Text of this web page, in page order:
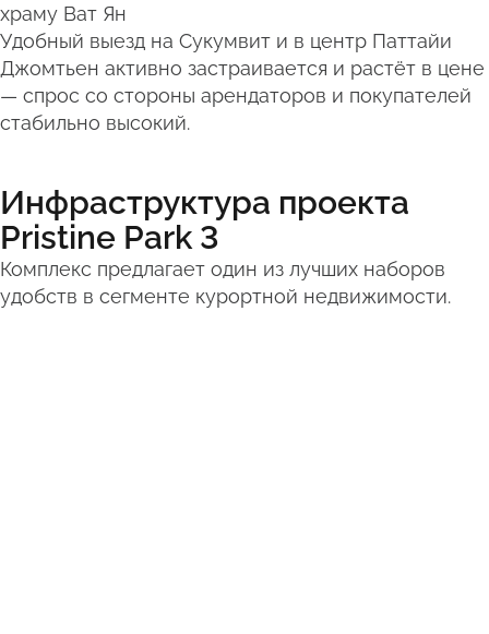
храму Ват Ян
Удобный выезд на Сукумвит и в центр Паттайи
Джомтьен активно застраивается и растёт в цене
— спрос со стороны арендаторов и покупателей
стабильно высокий.
Инфраструктура проекта
Pristine Park 3
Комплекс предлагает один из лучших наборов
удобств в сегменте курортной недвижимости.